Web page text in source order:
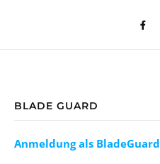
BLADE GUARD
Anmeldung als BladeGuard